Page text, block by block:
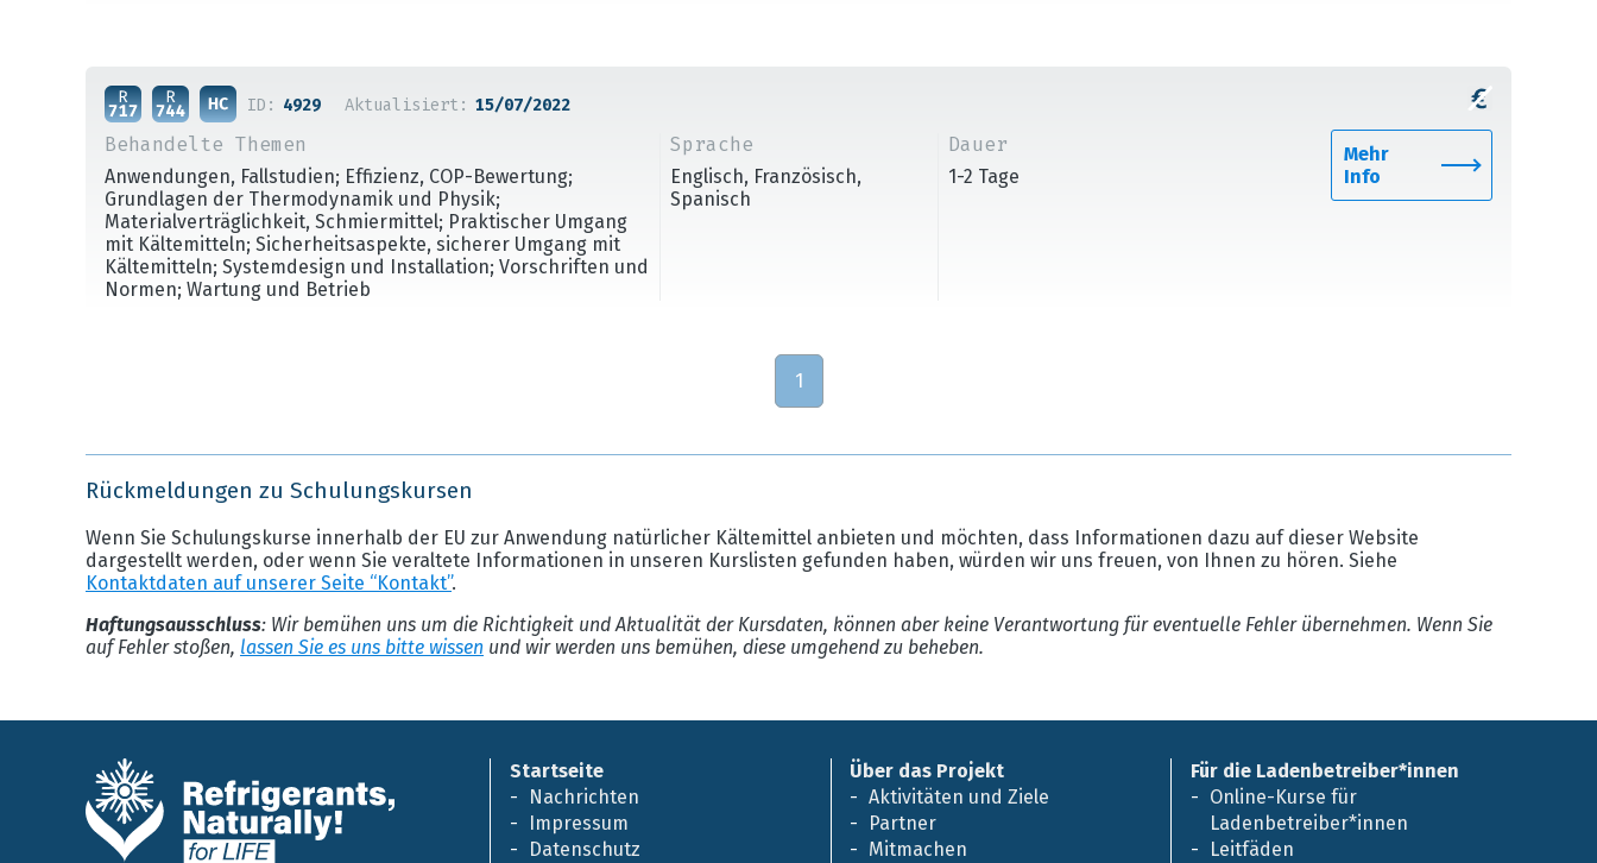
ID: 4929 Aktualisiert: 15/07/2022
Behandelte Themen
Anwendungen, Fallstudien; Effizienz, COP-Bewertung;
Grundlagen der Thermodynamik und Physik;
Materialverträglichkeit, Schmiermittel; Praktischer Umgang
mit Kältemitteln; Sicherheitsaspekte, sicherer Umgang mit
Kältemitteln; Systemdesign und Installation; Vorschriften und
Normen; Wartung und Betrieb
Sprache
Englisch, Französisch,
Spanisch
Dauer
1-2 Tage
Mehr
Info
1
Rückmeldungen zu Schulungskursen
Wenn Sie Schulungskurse innerhalb der EU zur Anwendung natürlicher Kältemittel anbieten und möchten, dass Informationen dazu auf dieser Website
dargestellt werden, oder wenn Sie veraltete Informationen in unseren Kurslisten gefunden haben, würden wir uns freuen, von Ihnen zu hören. Siehe
Kontaktdaten auf unserer Seite “Kontakt”.
Haftungsausschluss: Wir bemühen uns um die Richtigkeit und Aktualität der Kursdaten, können aber keine Verantwortung für eventuelle Fehler übernehmen. Wenn Sie
auf Fehler stoßen, lassen Sie es uns bitte wissen und wir werden uns bemühen, diese umgehend zu beheben.
Startseite
Nachrichten
Impressum
Datenschutz
Über das Projekt
Aktivitäten und Ziele
Partner
Mitmachen
Für die Ladenbetreiber*innen
Online-Kurse für
Ladenbetreiber*innen
Leitfäden